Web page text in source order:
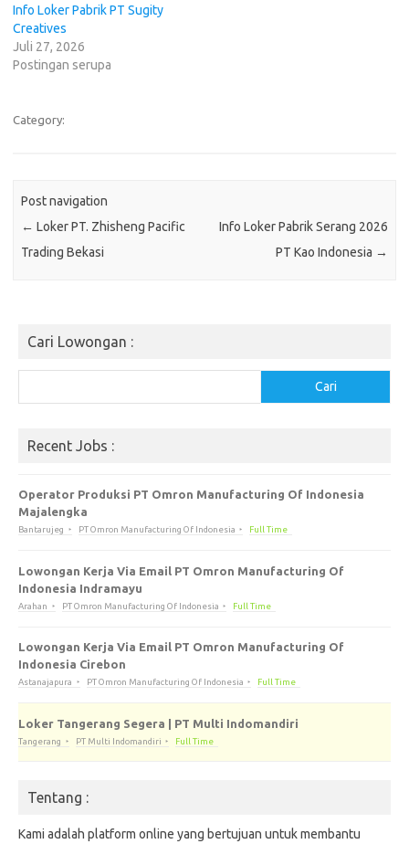
Info Loker Pabrik PT Sugity
Creatives
Juli 27, 2026
Postingan serupa
Category:
Post navigation
← Loker PT. Zhisheng Pacific
Trading Bekasi
Info Loker Pabrik Serang 2026
PT Kао Indonesia →
Cari Lowongan :
Cari
Recent Jobs :
Operator Produksi PT Omron Manufacturing Of Indonesia
Majalengka
Bantarujeg PT Omron Manufacturing Of Indonesia Full Time
Lowongan Kerja Via Email PT Omron Manufacturing Of
Indonesia Indramayu
Arahan PT Omron Manufacturing Of Indonesia Full Time
Lowongan Kerja Via Email PT Omron Manufacturing Of
Indonesia Cirebon
Astanajapura PT Omron Manufacturing Of Indonesia Full Time
Loker Tangerang Segera | PT Multi Indomandiri
Tangerang PT Multi Indomandiri Full Time
Tentang :
Kami adalah platform online yang bertujuan untuk membantu